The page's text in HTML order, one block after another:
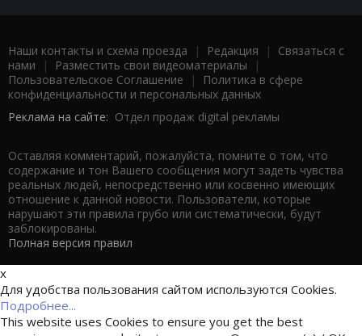
Наши контакты и схема проезда | Редакция | Связаться с
нами | Разместить свои видеоматериалы |
Пользовательское Соглашение |
Политика в сфере
конфиденциальности и персональных данных
Реклама на сайте: Отдел продаж digital рекламы
Оставляя комментарий, пожалуйста, помните о том, что
содержание и тон Вашего сообщения могут задеть чувства
реальных людей, непосредственно или косвенно имеющих
отношение к данной новости. Пользователи, которые
нарушают эти правила грубо или систематически, будут
заблокированы.
Полная версия правил
x
Для удобства пользования сайтом используются Cookies.
Подробнее...
This website uses Cookies to ensure you get the best